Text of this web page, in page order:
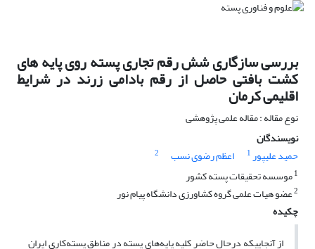
بررسی سازگاری شش رقم تجاری پسته روی پایه‎ های
کشت بافتی حاصل از رقم بادامی زرند در شرایط
اقلیمی کرمان
نوع مقاله : مقاله علمی پژوهشی
نویسندگان
حمید علیپور1 اعظم رضوی نسب
2
1موسسه تحقیقات پسته کشور
2عضو هیات علمی گروه کشاورزی دانشگاه پیام نور
چکیده
از آنجایی‎که درحال حاضر کلیه پایه‌های پسته در مناطق پسته‌کاری ایران